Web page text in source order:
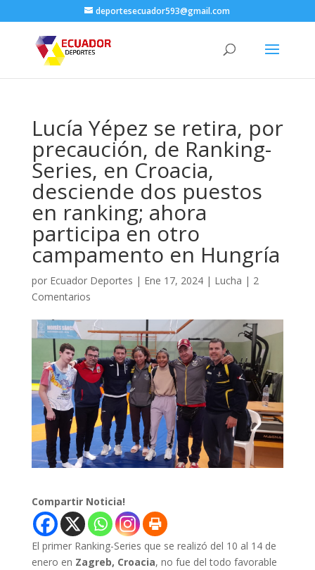
deportesecuador593@gmail.com
Lucía Yépez se retira, por
precaución, de Ranking-
Series, en Croacia,
desciende dos puestos
en ranking; ahora
participa en otro
campamento en Hungría
por Ecuador Deportes | Ene 17, 2024| Lucha | 2
Comentarios
Compartir Noticia!
El primer Ranking-Series que se realizó del 10 al 14 de
enero en Zagreb, Croacia, no fue del todo favorable